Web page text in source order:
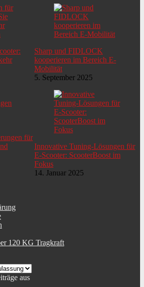
Sharp und FIDLOCK
kooperieren im Bereich E-
Mobilität
5. September 2025
für
Innovative Tuning-Lösungen für
E-Scooter: ScooterBoost im
Fokus
14. Januar 2025
120 KG Tragkraft
aus